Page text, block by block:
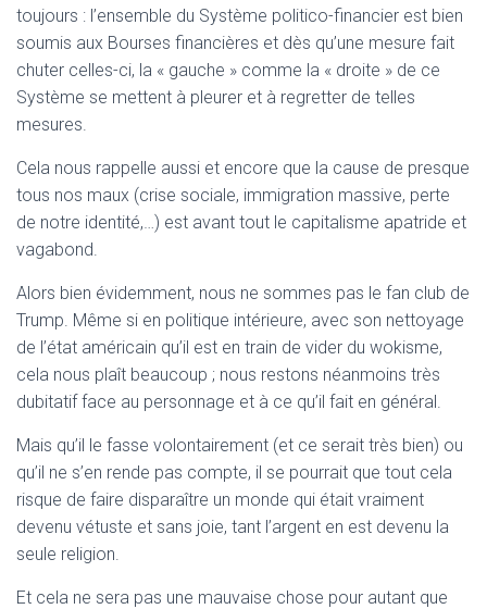
toujours : l’ensemble du Système politico-financier est bien
soumis aux Bourses financières et dès qu’une mesure fait
chuter celles-ci, la « gauche » comme la « droite » de ce
Système se mettent à pleurer et à regretter de telles
mesures.
Cela nous rappelle aussi et encore que la cause de presque
tous nos maux (crise sociale, immigration massive, perte
de notre identité,…) est avant tout le capitalisme apatride et
vagabond.
Alors bien évidemment, nous ne sommes pas le fan club de
Trump. Même si en politique intérieure, avec son nettoyage
de l’état américain qu’il est en train de vider du wokisme,
cela nous plaît beaucoup ; nous restons néanmoins très
dubitatif face au personnage et à ce qu’il fait en général.
Mais qu’il le fasse volontairement (et ce serait très bien) ou
qu’il ne s’en rende pas compte, il se pourrait que tout cela
risque de faire disparaître un monde qui était vraiment
devenu vétuste et sans joie, tant l’argent en est devenu la
seule religion.
Et cela ne sera pas une mauvaise chose pour autant que